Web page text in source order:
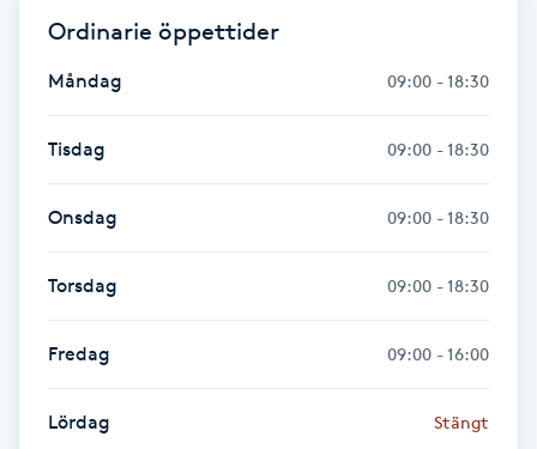
Friskvård
Friskvårdsmassage
Funktionsanalys
Färgning
Föning
Ordinarie öppettider
Måndag 09:00 - 18:30
Tisdag 09:00 - 18:30
Onsdag 09:00 - 18:30
Torsdag 09:00 - 18:30
Fredag 09:00 - 16:00
Lördag Stängt